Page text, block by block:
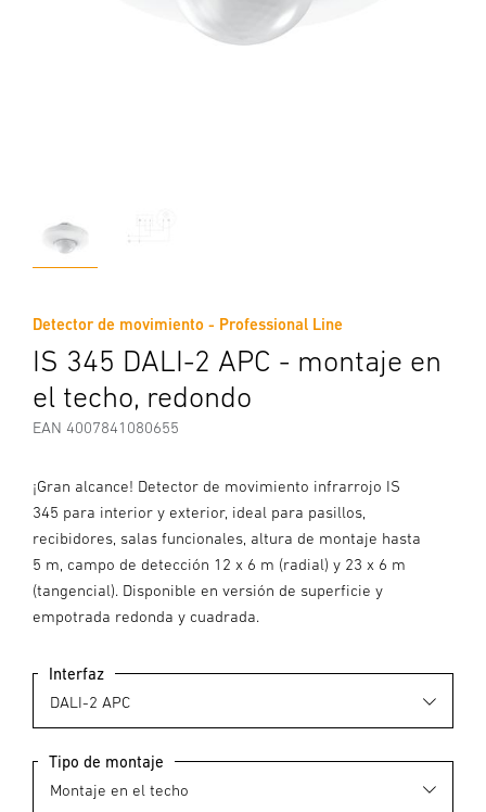
Detector de movimiento - Professional Line
IS 345 DALI-2 APC - montaje en
el techo, redondo
EAN 4007841080655
¡Gran alcance! Detector de movimiento infrarrojo IS
345 para interior y exterior, ideal para pasillos,
recibidores, salas funcionales, altura de montaje hasta
5 m, campo de detección 12 x 6 m (radial) y 23 x 6 m
(tangencial). Disponible en versión de superficie y
empotrada redonda y cuadrada.
Interfaz
Tipo de montaje